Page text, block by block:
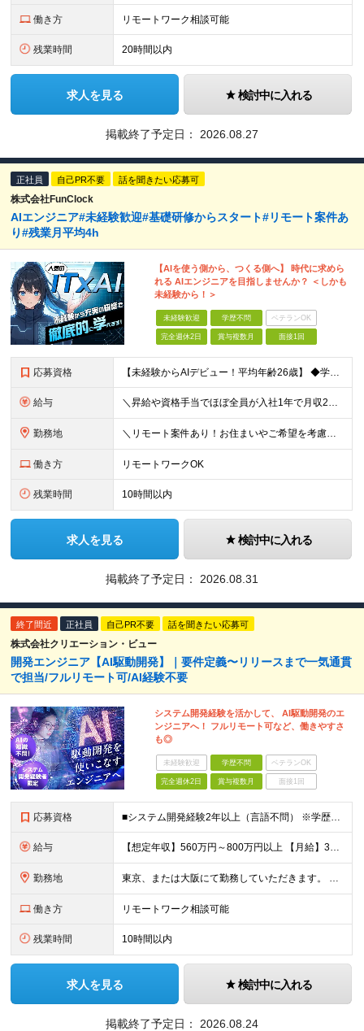
働き方 リモートワーク相談可能
残業時間 20時間以内
求人を見る 検討中に入れる
掲載終了予定日： 2026.08.27
正社員 自己PR不要 話を聞きたい応募可
株式会社FunClock
AIエンジニア#未経験歓迎#基礎研修からスタート#リモート案件あ
り#残業月平均4h
【AIを使う側から、つくる側へ】 時代に求めら
れる AIエンジニアを目指しませんか？ ＜しかも
未経験から！＞
未経験歓迎 学歴不問 ベテランOK
完全週休2日 賞与複数月 面接1回
応募資格 【未経験からAIデビュー！平均年齢26歳】 ◆学歴不問 ◆職種・業種未経験歓迎 ◆第二新卒歓迎 ＼下記に当てはまるあなたをお待ちしています！／ □AIを「つかう側」から「つくる側」になりたい方 □未
給与 ＼昇給や資格手当でほぼ全員が入社1年で月収2万円UP！／ 【経験者】 月給25万円～＋資格手当（1種類につき月1万円以上） 【未経験者】 月給20万円～＋資格手当（1種類につき月1万円以上） ※月
勤務地 ＼リモート案件あり！お住まいやご希望を考慮した案件で働ける◎／ 本社または東京・神奈川・千葉・埼玉の各プロジェクト先にて勤務いただきます 【本社】 東京都港区六本木4-8-5 和幸ビル7F ※（
働き方 リモートワークOK
残業時間 10時間以内
求人を見る 検討中に入れる
掲載終了予定日： 2026.08.31
終了間近 正社員 自己PR不要 話を聞きたい応募可
株式会社クリエーション・ビュー
開発エンジニア【AI駆動開発】｜要件定義〜リリースまで一気通貫
で担当/フルリモート可/AI経験不要
システム開発経験を活かして、 AI駆動開発のエ
ンジニアへ！ フルリモート可など、働きやすさ
も◎
未経験歓迎 学歴不問 ベテランOK
完全週休2日 賞与複数月 面接1回
応募資格 ■システム開発経験2年以上（言語不問） ※学歴不問 《20代30代のキャリアチェンジの実績有り》 ★AIに関する知識、経験は不要です！（何らかの開発経験は必須） ★WEB開発エンジニアから、AIエン
給与 【想定年収】560万円～800万円以上 【月給】35万円～50万円＋残業代全額支給＋賞与年2回（4ヶ月分） 【残業】残業代全額支給（同ポジション月平均７h程度） 【賞与】年2回（7月、12月） ※経
勤務地 東京、または大阪にて勤務していただきます。 ※転勤はありません ※リモートワーク併用可（詳細は応相談） ≪本社≫ 東京都新宿区新宿4-3-25 TOKYU REIT新宿ビル2F ≪大阪事業所≫ 大
働き方 リモートワーク相談可能
残業時間 10時間以内
求人を見る 検討中に入れる
掲載終了予定日： 2026.08.24